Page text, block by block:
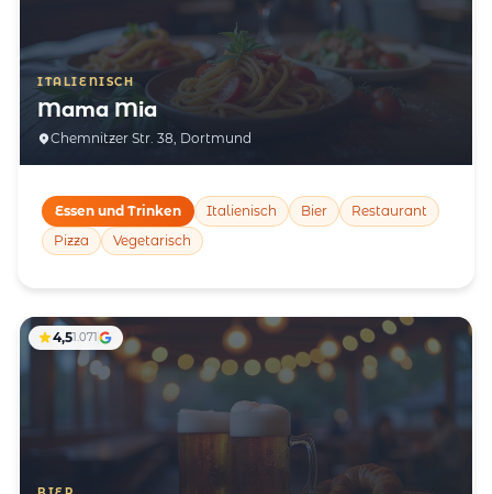
ITALIENISCH
Mama Mia
Chemnitzer Str. 38, Dortmund
Essen und Trinken Italienisch Bier
Restaurant
Pizza
Vegetarisch
4,51.071